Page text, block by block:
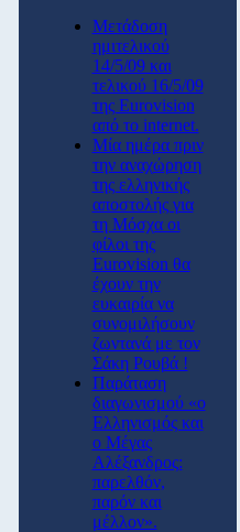
Μετάδοση
ημιτελικού
14/5/09 και
τελικού 16/5/09
της Eurovision
από το internet.
Μία ημέρα πριν
την αναχώρηση
της ελληνικής
αποστολής για
τη Μόσχα οι
φίλοι της
Eurovision θα
έχουν την
ευκαιρία να
συνομιλήσουν
ζωντανά με τον
Σάκη Ρουβά !
Παράταση
διαγωνισμού «ο
Ελληνισμός και
ο Μέγας
Αλέξανδρος:
παρελθόν,
παρόν και
μέλλον».